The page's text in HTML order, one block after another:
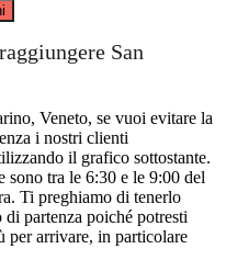
San
Veneto, se vuoi evitare la
i nostri clienti
il grafico sottostante.
sono tra le 6:30 e le 9:00 del
Ti preghiamo di tenerlo
partenza poiché potresti
per arrivare, in particolare